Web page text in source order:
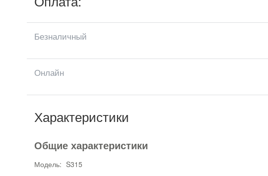
Безналичный
Онлайн
Характеристики
Общие характеристики
Модель: S315